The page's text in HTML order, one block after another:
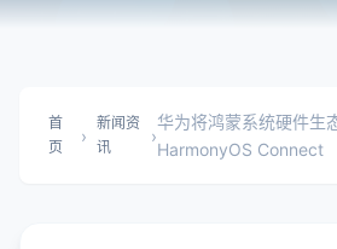
首
页
›
新闻资
讯
›
华为将鸿蒙系统硬件生
HarmonyOS Connect